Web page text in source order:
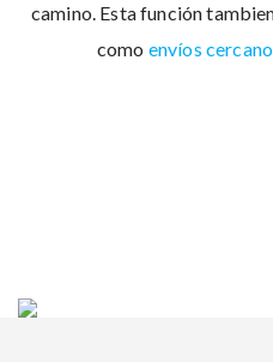
camino. Esta función
como envíos